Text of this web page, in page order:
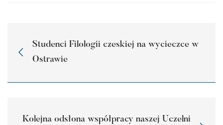
Studenci Filologii czeskiej na wycieczce w
Ostrawie
Kolejna odsłona współpracy naszej Uczelni